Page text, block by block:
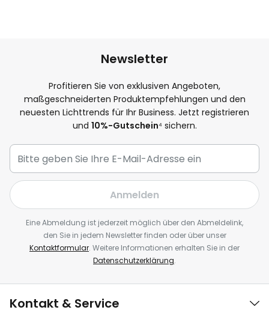
Newsletter
Profitieren Sie von exklusiven Angeboten,
maßgeschneiderten Produktempfehlungen und den
neuesten Lichttrends für Ihr Business. Jetzt registrieren
und 10%-Gutschein⁴ sichern.
Anmelden
Eine Abmeldung ist jederzeit möglich über den Abmeldelink,
den Sie in jedem Newsletter finden oder über unser
Kontaktformular. Weitere Informationen erhalten Sie in der
Datenschutzerklärung.
Kontakt & Service